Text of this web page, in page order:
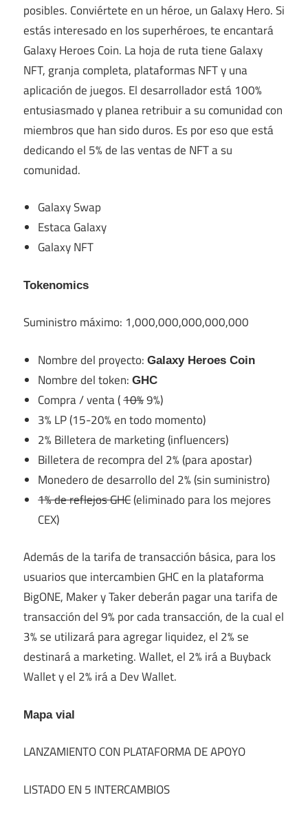
posibles. Conviértete en un héroe, un Galaxy Hero. Si
estás interesado en los superhéroes, te encantará
Galaxy Heroes Coin. La hoja de ruta tiene Galaxy
NFT, granja completa, plataformas NFT y una
aplicación de juegos. El desarrollador está 100%
entusiasmado y planea retribuir a su comunidad con
miembros que han sido duros. Es por eso que está
dedicando el 5% de las ventas de NFT a su
comunidad.
Galaxy Swap
Estaca Galaxy
Galaxy NFT
Tokenomics
Suministro máximo: 1,000,000,000,000,000
Nombre del proyecto:Galaxy Heroes Coin
Nombre del token:GHC
Compra / venta (10%9%)
3% LP (15-20% en todo momento)
2% Billetera de marketing (influencers)
Billetera de recompra del 2% (para apostar)
Monedero de desarrollo del 2% (sin suministro)
1% de reflejos GHC(eliminado para los mejores
CEX)
Además de la tarifa de transacción básica, para los
usuarios que intercambien GHC en la plataforma
BigONE, Maker y Taker deberán pagar una tarifa de
transacción del 9% por cada transacción, de la cual el
3% se utilizará para agregar liquidez, el 2% se
destinará a marketing. Wallet, el 2% irá a Buyback
Wallet y el 2% irá a Dev Wallet.
Mapa vial
LANZAMIENTO CON PLATAFORMA DE APOYO
LISTADO EN 5 INTERCAMBIOS